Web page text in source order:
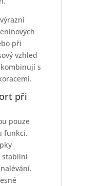
při
vzhled
s
při
pouze
funkci.
stabilní